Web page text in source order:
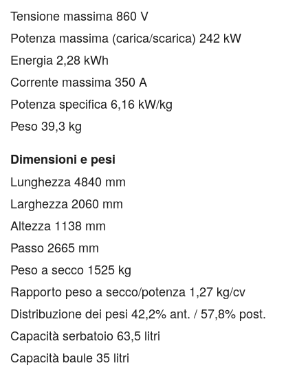
Tensione massima 860 V
Potenza massima (carica/scarica) 242 kW
Energia 2,28 kWh
Corrente massima 350 A
Potenza specifica 6,16 kW/kg
Peso 39,3 kg
Dimensioni e pesi
Lunghezza 4840 mm
Larghezza 2060 mm
Altezza 1138 mm
Passo 2665 mm
Peso a secco 1525 kg
Rapporto peso a secco/potenza 1,27 kg/cv
Distribuzione dei pesi 42,2% ant. / 57,8% post.
Capacità serbatoio 63,5 litri
Capacità baule 35 litri